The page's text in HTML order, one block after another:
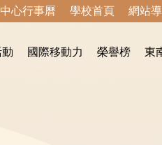
心行事曆 學校首頁 網站
國際移動力 榮譽榜 東